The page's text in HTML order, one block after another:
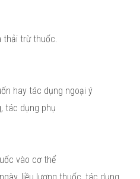
thải trừ thuốc.
hay tác dụng ngoại ý
tác dụng phụ
vào cơ thể